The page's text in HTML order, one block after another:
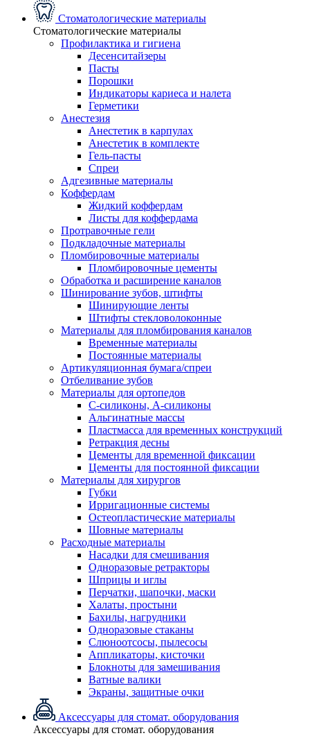
Стоматологические материалы
Стоматологические материалы
Профилактика и гигиена
Десенситайзеры
Пасты
Порошки
Индикаторы кариеса и налета
Герметики
Анестезия
Анестетик в карпулах
Анестетик в комплекте
Гель-пасты
Спреи
Адгезивные материалы
Коффердам
Жидкий коффердам
Листы для коффердама
Протравочные гели
Подкладочные материалы
Пломбировочные материалы
Пломбировочные цементы
Обработка и расширение каналов
Шинирование зубов, штифты
Шинирующие ленты
Штифты стекловолоконные
Материалы для пломбирования каналов
Временные материалы
Постоянные материалы
Артикуляционная бумага/спреи
Отбеливание зубов
Материалы для ортопедов
C-силиконы, А-силиконы
Альгинатные массы
Пластмасса для временных конструкций
Ретракция десны
Цементы для временной фиксации
Цементы для постоянной фиксации
Материалы для хирургов
Губки
Ирригационные системы
Остеопластические материалы
Шовные материалы
Расходные материалы
Насадки для смешивания
Одноразовые ретракторы
Шприцы и иглы
Перчатки, шапочки, маски
Халаты, простыни
Бахилы, нагрудники
Одноразовые стаканы
Слюноотсосы, пылесосы
Аппликаторы, кисточки
Блокноты для замешивания
Ватные валики
Экраны, защитные очки
Аксессуары для стомат. оборудования
Аксессуары для стомат. оборудования